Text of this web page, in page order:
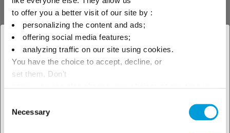
to offer you a better visit of our site by :
personalizing the content and ads;
offering social media features;
analyzing traffic on our site using cookies.
You have the choice to accept, decline, or
set them. Don't
Selection
Necessary
× Закрыть
Выберите свое
чтобы узнать о наших
Описание систем,
сравниваемых с помощью
модели экологической
эффективности, проверенной